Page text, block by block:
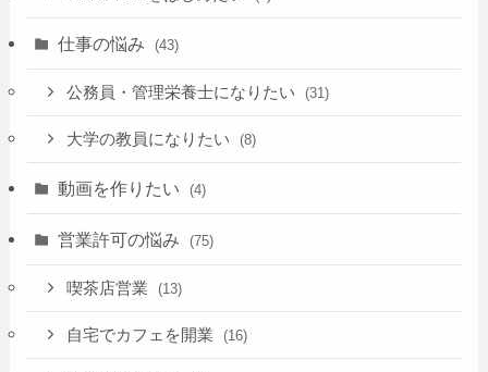
仕事の悩み (43)
公務員・管理栄養士になりたい (31)
大学の教員になりたい (8)
動画を作りたい (4)
営業許可の悩み (75)
喫茶店営業 (13)
自宅でカフェを開業 (16)